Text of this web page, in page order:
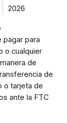
2026
para
o cualquier
de
de
o tarjeta de
ante la FTC